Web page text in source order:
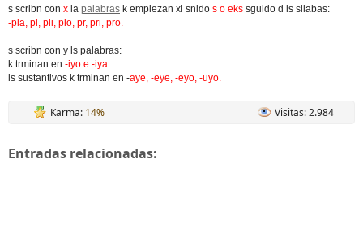
s scribn con x la palabras k empiezan xl snido s o eks sguido d ls silabas:
-pla, pl, pli, plo, pr, pri, pro.
s scribn con y ls palabras:
k trminan en -iyo e -iya.
ls sustantivos k trminan en -aye, -eye, -eyo, -uyo.
Karma: 14% Visitas: 2.984
Entradas relacionadas: